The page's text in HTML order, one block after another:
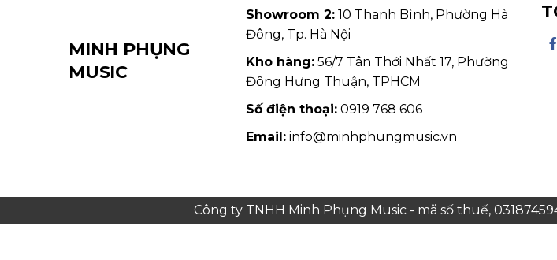
MINH PHỤNG
MUSIC
Showroom 2: 10 Thanh Bình, Phường Hà
Đông, Tp. Hà Nội
Kho hàng: 56/7 Tân Thới Nhất 17, Phường
Đông Hưng Thuận, TPHCM
Số điện thoại: 0919 768 606
Email: info@minhphungmusic.vn
Công ty TNHH Minh Phụng Music - mã số thuế,